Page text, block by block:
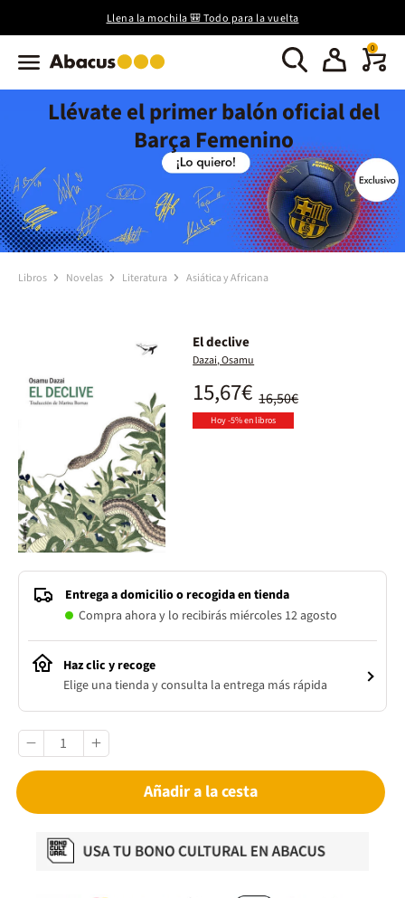
Llena la mochila 🎒 Todo para la vuelta
0
Llévate el primer balón oficial del
Barça Femenino
Libros Novelas Literatura Asiática y Africana
El declive
Dazai, Osamu
16,50€
15,67€
Hoy -5% en libros
Entrega a domicilio o recogida en tienda
Compra ahora y lo recibirás miércoles 12 agosto
Haz clic y recoge
Elige una tienda y consulta la entrega más rápida
Añadir a la cesta